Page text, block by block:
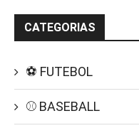
CATEGORIAS
⚽ FUTEBOL
⚾ BASEBALL